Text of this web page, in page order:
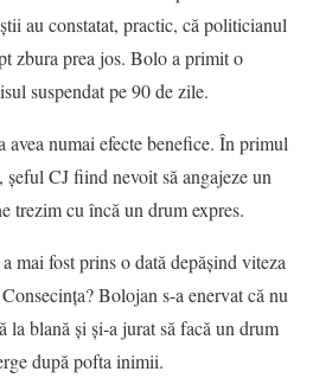
au constatat, practic, că politicianul
zbura prea jos. Bolo a primit o
suspendat pe 90 de zile.
avea numai efecte benefice. În primul
șeful CJ fiind nevoit să angajeze un
trezim cu încă un drum expres.
mai fost prins o dată depășind viteza
Bolojan s-a enervat că nu
la blană și și-a jurat să facă un drum
după pofta inimii.